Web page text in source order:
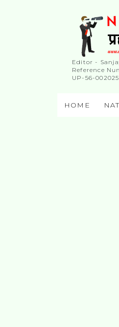
Editor -
Reference
UP-56-
HOME